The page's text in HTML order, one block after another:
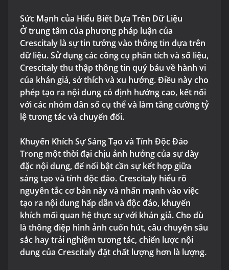
Sức Mạnh của Hiểu Biết Dựa Trên Dữ Liệu
Ở trung tâm của phương pháp luận của
Crescitaly là sự tin tưởng vào thông tin dựa trên
dữ liệu. Sử dụng các công cụ phân tích và số liệu,
Crescitaly thu thập thông tin quý báu về hành vi
của khán giả, sở thích và xu hướng. Điều này cho
phép tạo ra nội dung có định hướng cao, kết nối
với các nhóm dân số cụ thể và làm tăng cường tỷ
lệ tương tác và chuyển đổi.
Khuyến Khích Sự Sáng Tạo và Tính Độc Đáo
Trong một thời đại chịu ảnh hưởng của sự dày
đặc nội dung, để nổi bật cần sự kết hợp giữa
sáng tạo và tính độc đáo. Crescitaly hiểu rõ
nguyên tắc cơ bản này và nhấn mạnh vào việc
tạo ra nội dung hấp dẫn và độc đáo, khuyến
khích mối quan hệ thực sự với khán giả. Cho dù
là thông điệp hình ảnh cuốn hút, câu chuyện sâu
sắc hay trải nghiệm tương tác, chiến lược nội
dung của Crescitaly đặt chất lượng hơn là lượng.